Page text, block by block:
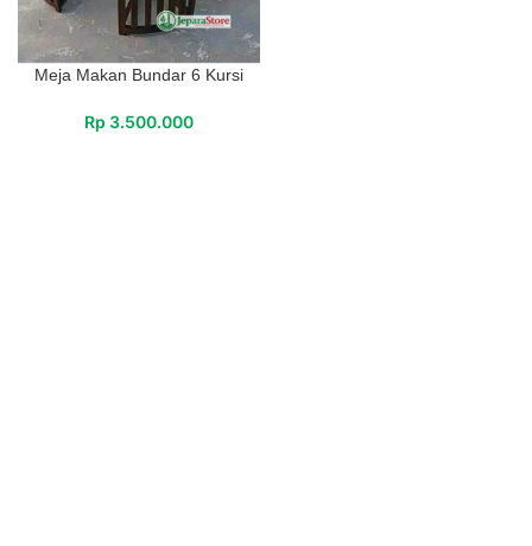
Meja Makan Bundar 6 Kursi
Rp 3.500.000